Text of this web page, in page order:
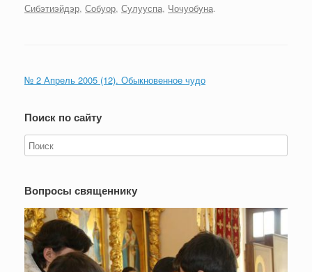
Сибэтиэйдэр, Собуор, Сулууспа, Чочуобуна.
№ 2 Апрель 2005 (12). Обыкновенное чудо
Поиск по сайту
Вопросы священнику